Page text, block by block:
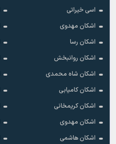
اسی خیراتی
اشکان مهدوى
اشکان رسا
اشکان روانبخش
اشکان شاه محمدی
اشکان کامیابی
اشکان کریمخانی
اشکان مهدوی
اشکان هاشمی